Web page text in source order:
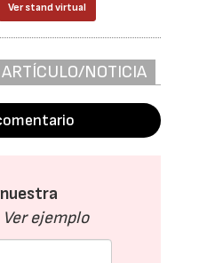
Ver stand virtual
NOTICIA
Ver ejemplo